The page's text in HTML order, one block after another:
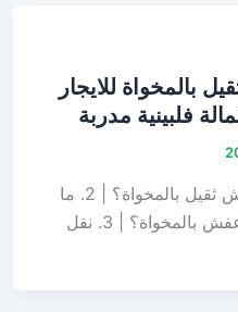
بالمخواة للايجار
1. لماذا شركة نقل عفش ثقيل بالمخواة؟ | 2. ما
هي افضل شركة نقل عفش بالمخواة؟ | 3. نقل